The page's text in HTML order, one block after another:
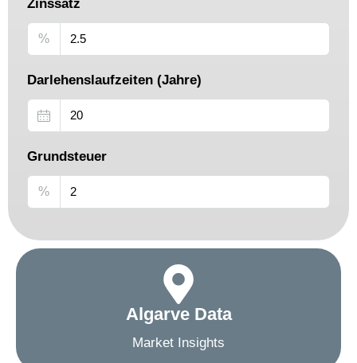
Zinssatz
%
Darlehenslaufzeiten (Jahre)
Grundsteuer
%
Algarve Data
Market Insights